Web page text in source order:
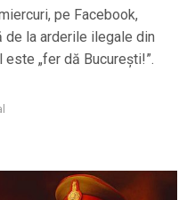
pe Facebook,
de la arderile ilegale din
„fer dă Bucureşti!”.